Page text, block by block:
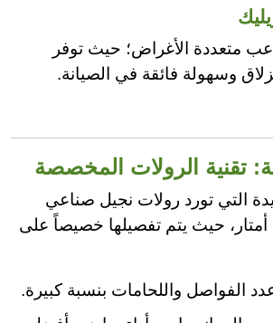
متعددة الأغراض؛ حيث توفر
وسهولة فائقة في الصيانة.
تقنية الرولات المخصصة
التي تورد رولات نجيل صناعي
بعرض يصل إلى 5 أمتار، حيث يتم تفصيلها خصيصاً على
الفواصل واللحامات بنسبة كبيرة.